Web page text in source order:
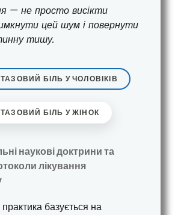
— не просто висікти
цей шум і повернути
тишу.
БІЛЬ У ЧОЛОВІКІВ
БІЛЬ У ЖІНОК
наукові доктрини та
лікування
базується на